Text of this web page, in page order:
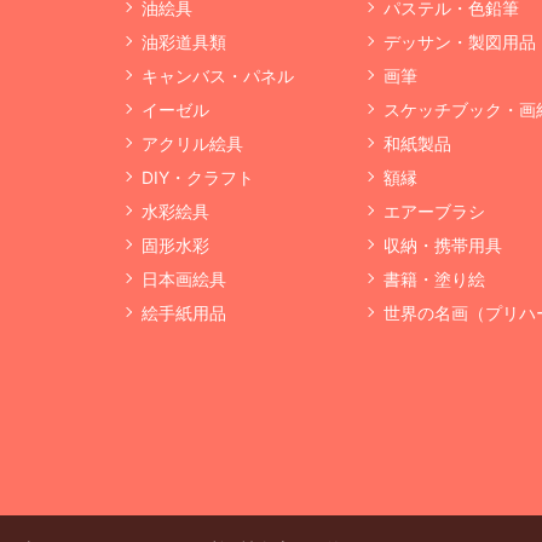
油絵具
油彩道具類
キャンバス・パネル
イーゼル
アクリル絵具
DIY・クラフト
水彩絵具
固形水彩
日本画絵具
絵手紙用品
パステル・色鉛筆
デッサン・製図用品
画筆
スケッチブック・画
和紙製品
額縁
エアーブラシ
収納・携帯用具
書籍・塗り絵
世界の名画（プリハ